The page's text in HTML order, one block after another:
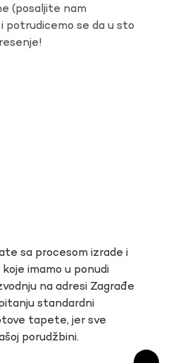
(posaljite nam
se da u sto
sa procesom izrade i
imamo u ponudi
na adresi Zagrađe
standardni
tapete, jer sve
porudžbini.